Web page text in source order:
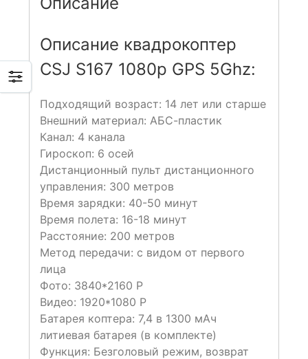
Описание квадрокоптер
CSJ S167 1080p GPS 5Ghz:
Подходящий возраст: 14 лет или старше
Внешний материал: АБС-пластик
Канал: 4 канала
Гироскоп: 6 осей
Дистанционный пульт дистанционного
управления: 300 метров
Время зарядки: 40-50 минут
Время полета: 16-18 минут
Расстояние: 200 метров
Метод передачи: с видом от первого
лица
Фото: 3840*2160 P
Видео: 1920*1080 P
Батарея коптера: 7,4 в 1300 мАч
литиевая батарея (в комплекте)
Функция: Безголовый режим, возврат